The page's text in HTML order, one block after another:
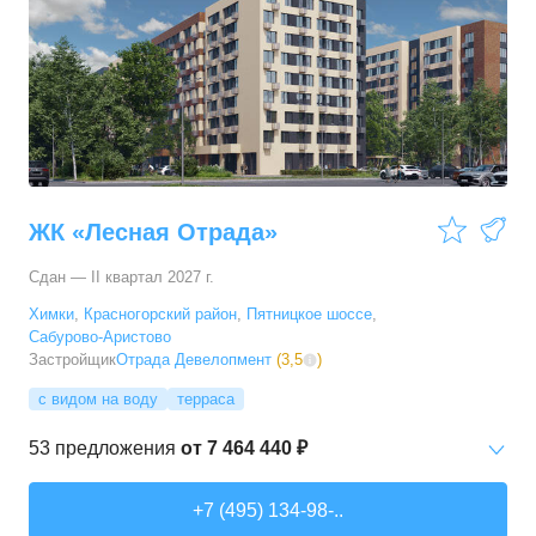
84,6–86,1м² предложения
ЖК «Лесная Отрада»
Сдан — II квартал 2027 г.
Химки, Красногорский район, Пятницкое шоссе,
Сабурово-Аристово
ЗастройщикОтрада Девелопмент (3,5 )
с видом на воду терраса
53 предложения от 7 464 440 ₽
+7 (495) 134-98-..